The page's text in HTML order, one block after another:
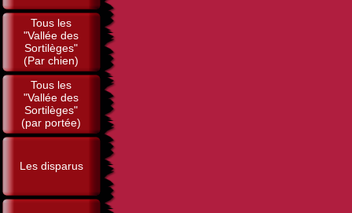
Tous les
"Vallée des
Sortilèges"
(Par chien)
Tous les
"Vallée des
Sortilèges"
(par portée)
Les disparus